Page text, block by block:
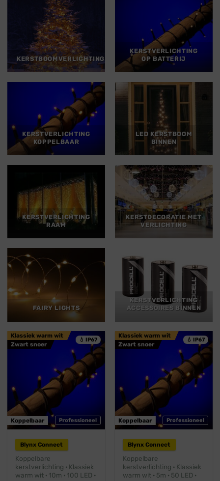
KERSTBOOMVERLICHTING
KERSTVERLICHTING
OP BATTERIJ
KERSTVERLICHTING
KOPPELBAAR
LED KERSTBOOM
BINNEN
KERSTVERLICHTING
RAAM
KERSTDECORATIE MET
VERLICHTING
FAIRY LIGHTS
KERSTVERLICHTING
ACCESSOIRES BINNEN
💧 IP67
Professioneel
Klassiek warm wit
Zwart snoer
Koppelbaar
Blynx Connect
Koppelbare
kerstverlichting · Klassiek
warm wit · 10m · 100 LED ·
💧 IP67
Professioneel
Klassiek warm wit
Zwart snoer
Koppelbaar
Blynx Connect
Koppelbare
kerstverlichting · Klassiek
warm wit · 5m · 50 LED ·